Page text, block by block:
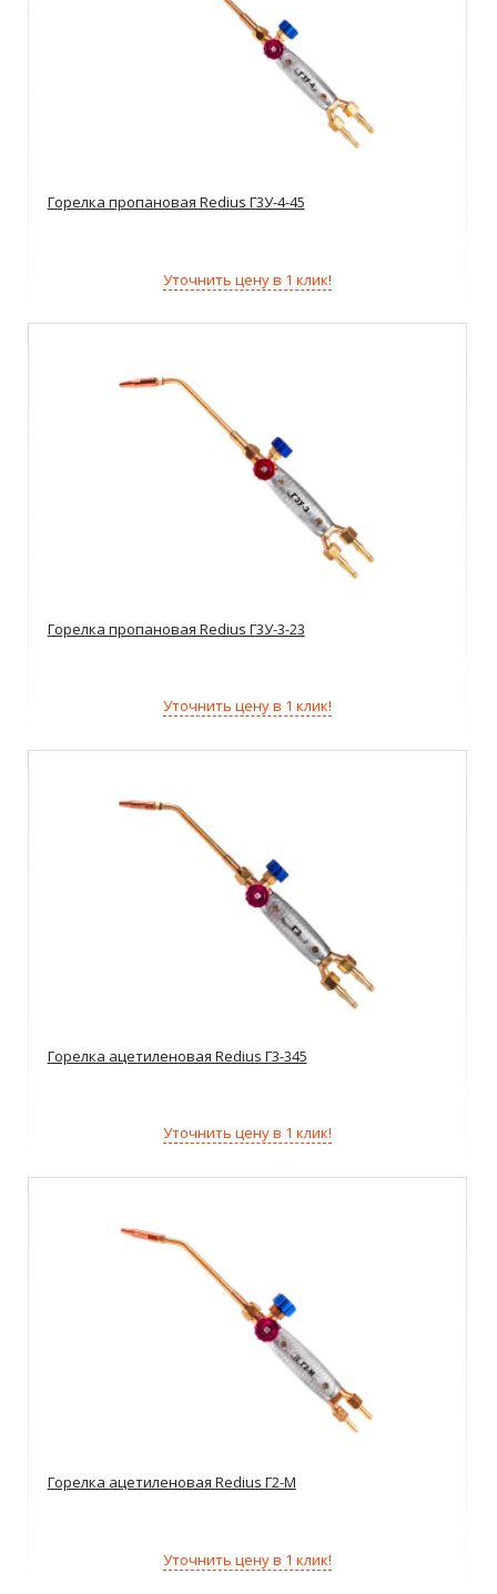
Горелка пропановая Redius Г3У-4-45
Уточнить цену в 1 клик!
Горелка пропановая Redius Г3У-3-23
Уточнить цену в 1 клик!
Горелка ацетиленовая Redius Г3-345
Уточнить цену в 1 клик!
Горелка ацетиленовая Redius Г2-М
Уточнить цену в 1 клик!